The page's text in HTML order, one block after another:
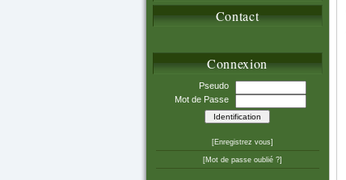
Contact
Connexion
Pseudo
Mot de Passe
[Enregistrez vous]
[Mot de passe oublié ?]